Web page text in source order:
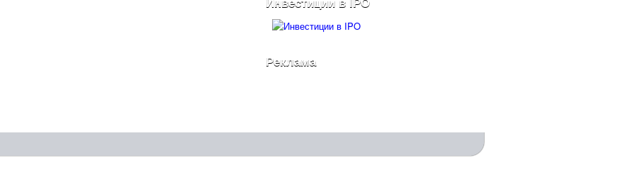
Инвестиции в IPO
Реклама